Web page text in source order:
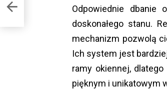
Odpowiednie dbanie
doskonałego stanu.
mechanizm pozwolą
Ich system jest
ramy okiennej,
pięknym i unikatowym